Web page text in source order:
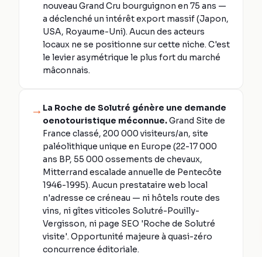
nouveau Grand Cru bourguignon en 75 ans —
a déclenché un intérêt export massif (Japon,
USA, Royaume-Uni). Aucun des acteurs
locaux ne se positionne sur cette niche. C'est
le levier asymétrique le plus fort du marché
mâconnais.
→ La Roche de Solutré génère une demande
oenotouristique méconnue.Grand Site de
France classé, 200 000 visiteurs/an, site
paléolithique unique en Europe (22-17 000
ans BP, 55 000 ossements de chevaux,
Mitterrand escalade annuelle de Pentecôte
1946-1995). Aucun prestataire web local
n'adresse ce créneau — ni hôtels route des
vins, ni gîtes viticoles Solutré-Pouilly-
Vergisson, ni page SEO 'Roche de Solutré
visite'. Opportunité majeure à quasi-zéro
concurrence éditoriale.